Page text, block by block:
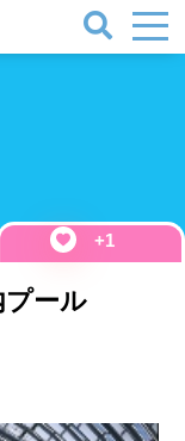
+1
ール